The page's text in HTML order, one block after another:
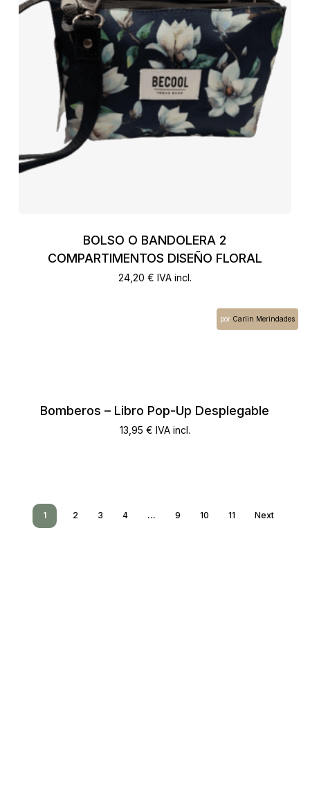
BOLSO O BANDOLERA 2
COMPARTIMENTOS DISEÑO FLORAL
24,20 € IVA incl.
Bomberos – Libro Pop-Up Desplegable
13,95 € IVA incl.
por Carlin Merindades
1 2 3 4 … 9 10 11 Next